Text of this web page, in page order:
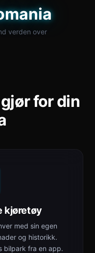
verden over
for din
kjøretøy
med sin egen
og historikk.
bilpark fra en app.